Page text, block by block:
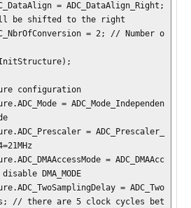
= ADC_DataAlign_Right;
be shifted to the right
= 2; // Number o
configuration
= ADC_Mode_Independen
= ADC_Prescaler_
= ADC_DMAAcc
DMA_MODE
= ADC_Two
// there are 5 clock cycles bet